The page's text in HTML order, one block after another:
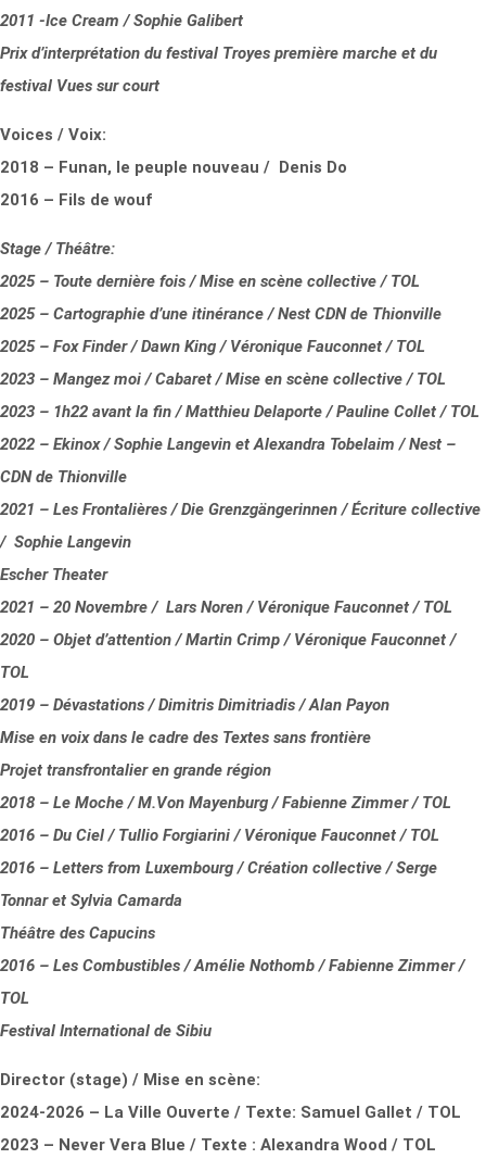
2011 -Ice Cream / Sophie Galibert
Prix d’interprétation du festival Troyes première marche et du
festival Vues sur court
Voices / Voix:
2018 – Funan, le peuple nouveau / Denis Do
2016 – Fils de wouf
Stage / Théâtre:
2025 – Toute dernière fois / Mise en scène collective / TOL
2025 – Cartographie d’une itinérance / Nest CDN de Thionville
2025 – Fox Finder / Dawn King / Véronique Fauconnet / TOL
2023 – Mangez moi / Cabaret / Mise en scène collective / TOL
2023 – 1h22 avant la fin / Matthieu Delaporte / Pauline Collet / TOL
2022 – Ekinox / Sophie Langevin et Alexandra Tobelaim / Nest –
CDN de Thionville
2021 – Les Frontalières / Die Grenzgängerinnen / Écriture collective
/ Sophie Langevin
Escher Theater
2021 – 20 Novembre / Lars Noren / Véronique Fauconnet / TOL
2020 – Objet d’attention / Martin Crimp / Véronique Fauconnet /
TOL
2019 – Dévastations / Dimitris Dimitriadis / Alan Payon
Mise en voix dans le cadre des Textes sans frontière
Projet transfrontalier en grande région
2018 – Le Moche / M.Von Mayenburg / Fabienne Zimmer / TOL
2016 – Du Ciel / Tullio Forgiarini / Véronique Fauconnet / TOL
2016 – Letters from Luxembourg / Création collective / Serge
Tonnar et Sylvia Camarda
Théâtre des Capucins
2016 – Les Combustibles / Amélie Nothomb / Fabienne Zimmer /
TOL
Festival International de Sibiu
Director (stage) / Mise en scène:
2024-2026 – La Ville Ouverte / Texte: Samuel Gallet / TOL
2023 – Never Vera Blue / Texte : Alexandra Wood / TOL